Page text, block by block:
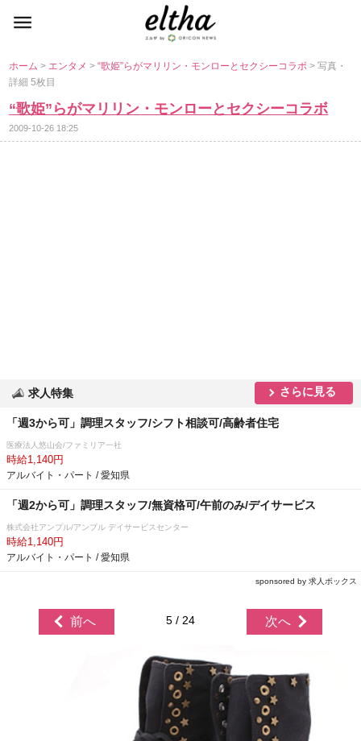
ホーム> エンタメ>“歌姫”らがマリリン・モンローとセクシーコラボ> 写真・
詳細 5枚目
“歌姫”らがマリリン・モンローとセクシーコラボ
2009-10-26 18:25
求人特集 さらに見る
「週3から可」調理スタッフ/シフト相談可/高齢者住宅
医療法人悠山会/ファミリア一社
時給1,140円
アルバイト・パート / 愛知県
「週2から可」調理スタッフ/無資格可/午前のみ/デイサービス
株式会社アンプル/アンプル デイサービスセンター
時給1,140円
アルバイト・パート / 愛知県
sponsored by 求人ボックス
前へ 5 / 24 次へ